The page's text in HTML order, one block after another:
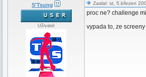
S'Tsung
Uživatel
Zaslal: st, 5.březen
proc ne? challenge
vypada to, ze